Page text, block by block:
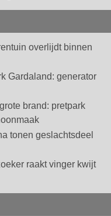
overlijdt binnen
Gardaland: generator
brand: pretpark
tonen geslachtsdeel
raakt vinger kwijt